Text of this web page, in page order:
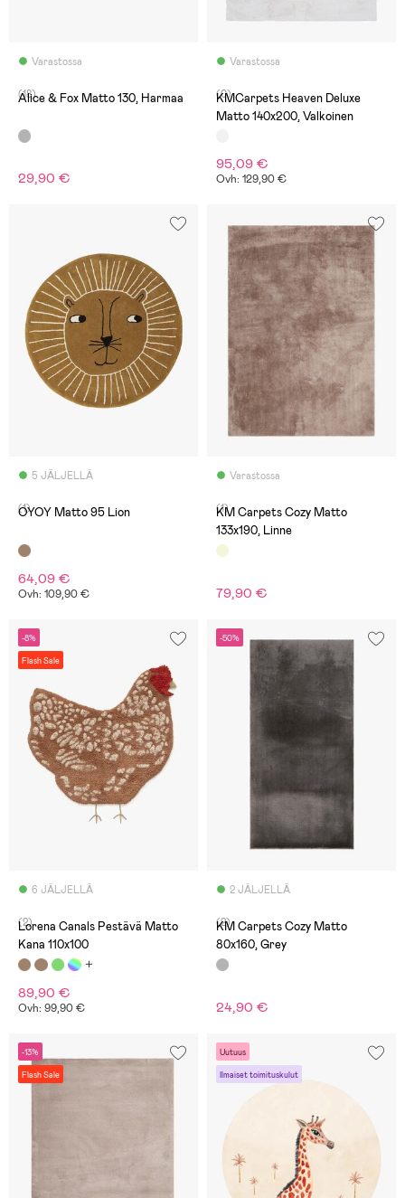
Varastossa
(18)
Alice & Fox Matto 130, Harmaa
29,90 €
Varastossa
(0)
KMCarpets Heaven Deluxe
Matto 140x200, Valkoinen
95,09 €
Ovh: 129,90 €
5 JÄLJELLÄ
(1)
OYOY Matto 95 Lion
64,09 €
Ovh: 109,90 €
Varastossa
(1)
KM Carpets Cozy Matto
133x190, Linne
79,90 €
-8%
Flash Sale
6 JÄLJELLÄ
(2)
Lorena Canals Pestävä Matto
Kana 110x100
89,90 €
Ovh: 99,90 €
-50%
2 JÄLJELLÄ
(2)
KM Carpets Cozy Matto
80x160, Grey
24,90 €
-13%
Flash Sale
Uutuus
Ilmaiset toimituskulut